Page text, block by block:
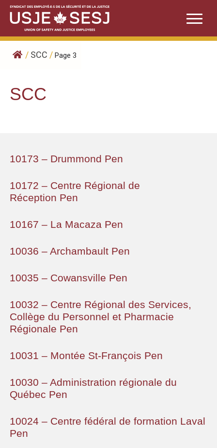
Skip
content
/ SCC / Page 3
SCC
10173 – Drummond Pen
10172 – Centre Régional de
Réception Pen
10167 – La Macaza Pen
10036 – Archambault Pen
10035 – Cowansville Pen
10032 – Centre Régional des Services,
Collège du Personnel et Pharmacie
Régionale Pen
10031 – Montée St-François Pen
10030 – Administration régionale du
Québec Pen
10024 – Centre fédéral de formation Laval
Pen